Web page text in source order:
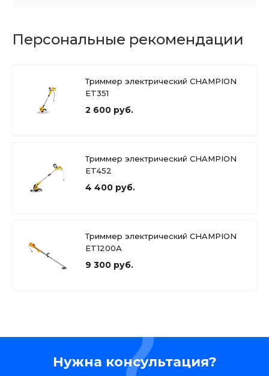
Персональные рекомендации
Триммер электрический CHAMPION
ET351
2 600 руб.
Триммер электрический CHAMPION
ET452
4 400 руб.
Триммер электрический CHAMPION
ET1200А
9 300 руб.
Нужна консультация?